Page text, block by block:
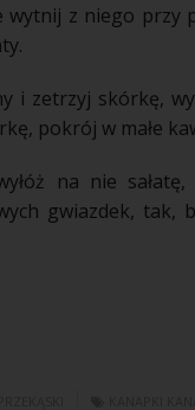
wytnij z niego przy
i zetrzyj skórkę,
, pokrój w małe
na nie
gwiazdek, tak,